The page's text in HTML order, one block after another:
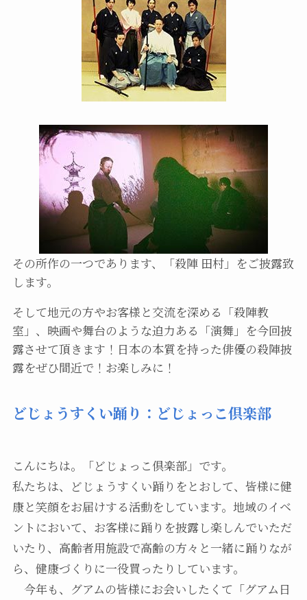
その所作の一つであります、「殺陣 田村」をご披露致
します。
そして地元の方やお客様と交流を深める「殺陣教
室」、映画や舞台のような迫力ある「演舞」を今回披
露させて頂きます！日本の本質を持った俳優の殺陣披
露をぜひ間近で！お楽しみに！
どじょうすくい踊り：どじょっこ倶楽部
こんにちは。「どじょっこ倶楽部」です。
私たちは、どじょうすくい踊りをとおして、皆様に健
康と笑顔をお届けする活動をしています。地域のイベ
ントにおいて、お客様に踊りを披露し楽しんでいただ
いたり、高齢者用施設で高齢の方々と一緒に踊りなが
ら、健康づくりに一役買ったりしています。
今年も、グアムの皆様にお会いしたくて「グアム日